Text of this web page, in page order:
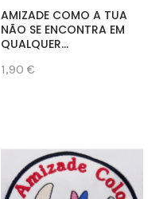
AMIZADE COMO A TUA
NÃO SE ENCONTRA EM
QUALQUER...
1,90 €